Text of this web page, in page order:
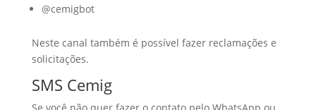
@cemigbot
Neste canal também é possível fazer reclamações e
solicitações.
SMS Cemig